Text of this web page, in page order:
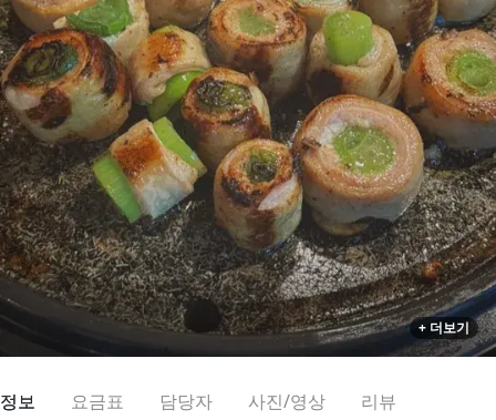
+ 더보기
정보 요금표 담당자 사진/영상 리뷰